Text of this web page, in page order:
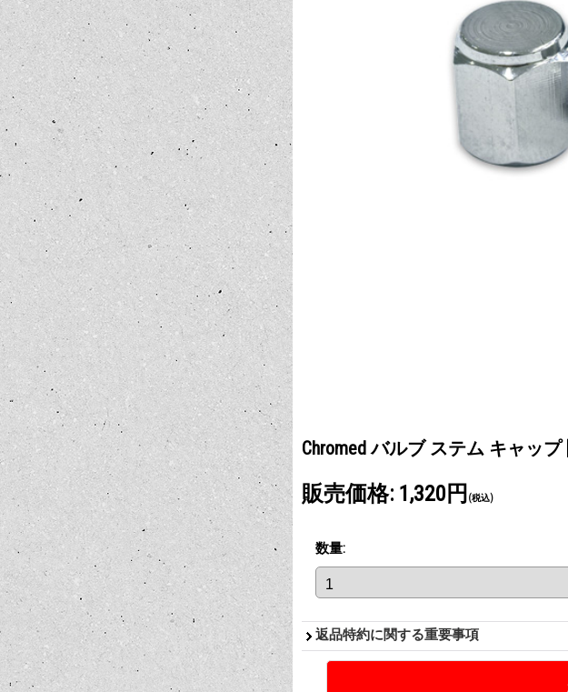
Chromed バルブ ステム キャップ
販売価格: 1,320円 (税込)
数量:
返品特約に関する重要事項